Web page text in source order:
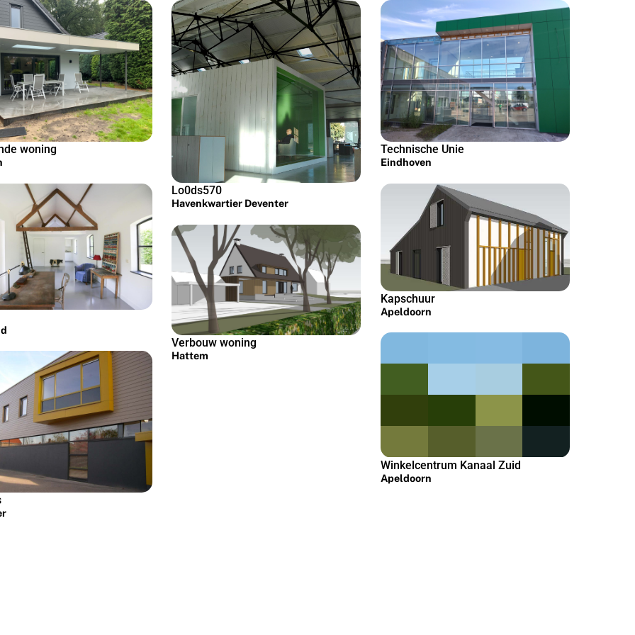
woning
Lo0ds570
Havenkwartier Deventer
Verbouw woning
Hattem
Technische Unie
Eindhoven
Kapschuur
Apeldoorn
Winkelcentrum Kanaal Zuid
Apeldoorn